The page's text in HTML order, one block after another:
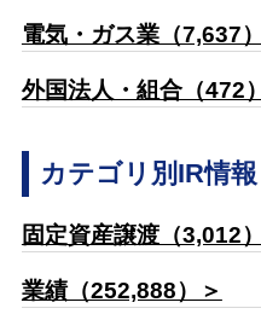
電気・ガス業（7,637
外国法人・組合（472
カテゴリ別IR情報
固定資産譲渡（3,012
業績（252,888）＞